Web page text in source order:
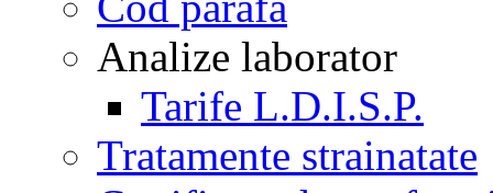
Analize laborator
Tarife L.D.I.S.P.
Tratamente strainatate